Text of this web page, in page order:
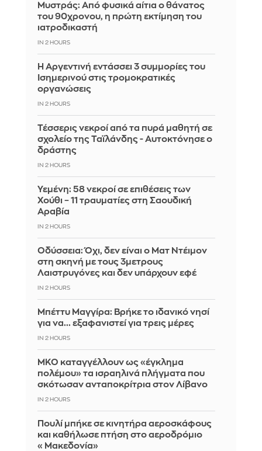
Μυστράς: Από φυσικά αίτια ο θάνατος
του 90χρονου, η πρώτη εκτίμηση του
ιατροδικαστή
IN 2 HOURS
Η Αργεντινή εντάσσει 3 συμμορίες του
Ισημερινού στις τρομοκρατικές
οργανώσεις
IN 2 HOURS
Τέσσερις νεκροί από τα πυρά μαθητή σε
σχολείο της Ταϊλάνδης - Αυτοκτόνησε ο
δράστης
IN 2 HOURS
Υεμένη: 58 νεκροί σε επιθέσεις των
Χούθι – 11 τραυματίες στη Σαουδική
Αραβία
IN 2 HOURS
Οδύσσεια: Όχι, δεν είναι ο Ματ Ντέιμον
στη σκηνή με τους 3μετρους
Λαιστρυγόνες και δεν υπάρχουν εφέ
IN 2 HOURS
Μπέττυ Μαγγίρα: Βρήκε το ιδανικό νησί
για να... εξαφανιστεί για τρεις μέρες
IN 2 HOURS
ΜΚΟ καταγγέλλουν ως «έγκλημα
πολέμου» τα ισραηλινά πλήγματα που
σκότωσαν ανταποκρίτρια στον Λίβανο
IN 2 HOURS
Πουλί μπήκε σε κινητήρα αεροσκάφους
και καθήλωσε πτήση στο αεροδρόμιο
«Μακεδονία»